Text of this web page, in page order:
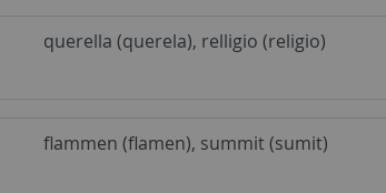
querella (querela), relligio (religio)
flammen (flamen), summit (sumit)